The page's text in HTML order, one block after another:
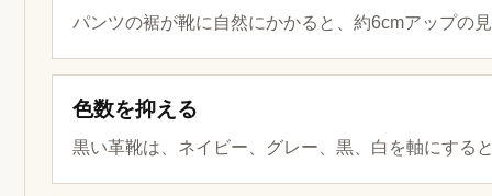
パンツの裾が靴に自然にかかると、約6cmアップの
色数を抑える
黒い革靴は、ネイビー、グレー、黒、白を軸にする